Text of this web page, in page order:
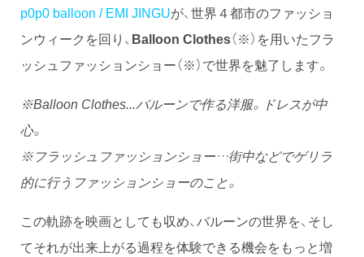
p0p0 balloon / EMI JINGUが、世界４都市のファッショ
ンウィークを回り、 Balloon Clothes（※）を用いたフラ
ッシュファッションショー（※）で世界を魅了します。
※Balloon Clothes...バルーンで作る洋服。ドレスが中
心。
※フラッシュファッションショー…街中などでゲリラ
的に行うファッションショーのこと。
この軌跡を映画としても収め、バルーンの世界を、そし
てそれが出来上がる過程を体験できる機会をもっと増